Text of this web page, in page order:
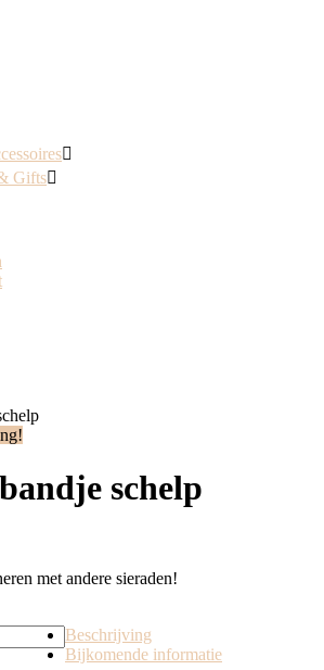
Gifts
schelp
met andere sieraden!
Beschrijving
Bijkomende informatie